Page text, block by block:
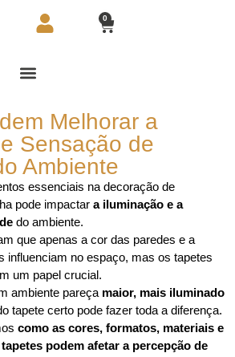
0
Melhorar a
Sensação de
Ambiente
essenciais na decoração de
pode impactar a iluminação e a
do ambiente.
que apenas a cor das paredes e a
influenciam no espaço, mas os tapetes
um papel crucial.
ambiente pareça maior, mais iluminado
tapete certo pode fazer toda a diferença.
como as cores, formatos, materiais e
podem afetar a percepção de